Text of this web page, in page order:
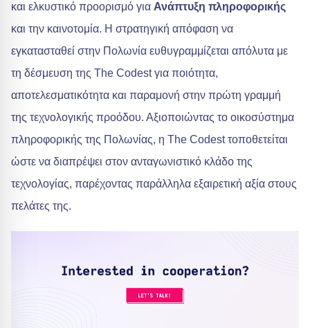
και ελκυστικό προορισμό για Ανάπτυξη πληροφορικής
και την καινοτομία. Η στρατηγική απόφαση να
εγκατασταθεί στην Πολωνία ευθυγραμμίζεται απόλυτα με
τη δέσμευση της The Codest για ποιότητα,
αποτελεσματικότητα και παραμονή στην πρώτη γραμμή
της τεχνολογικής προόδου. Αξιοποιώντας το οικοσύστημα
πληροφορικής της Πολωνίας, η The Codest τοποθετείται
ώστε να διαπρέψει στον ανταγωνιστικό κλάδο της
τεχνολογίας, παρέχοντας παράλληλα εξαιρετική αξία στους
πελάτες της.